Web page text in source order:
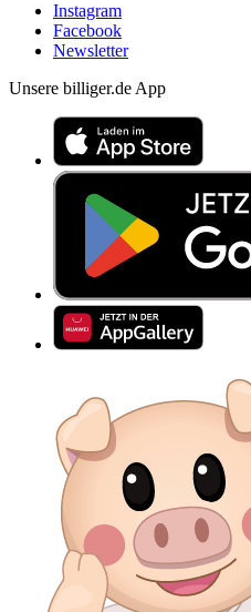
Instagram
Facebook
Newsletter
Unsere billiger.de App